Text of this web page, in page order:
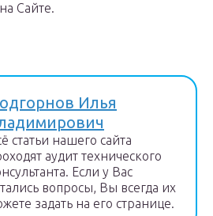
Сайте.
Илья
статьи нашего сайта
аудит технического
Если у Вас
вопросы, Вы всегда их
задать на его странице.